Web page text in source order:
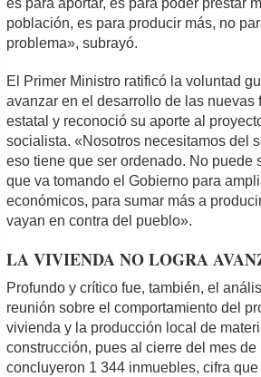
es para aportar, es para poder prestar
población, es para producir más, no
problema», subrayó.
El Primer Ministro ratificó la voluntad
avanzar en el desarrollo de las nuevas
estatal y reconoció su aporte al
socialista. «Nosotros necesitamos del
eso tiene que ser ordenado. No puede
que va tomando el Gobierno para
económicos, para sumar más a
vayan en contra del pueblo».
LA VIVIENDA NO LOGRA
Profundo y crítico fue, también, el
reunión sobre el comportamiento del
vivienda y la producción local de
construcción, pues al cierre del mes de
concluyeron 1 344 inmuebles, cifra